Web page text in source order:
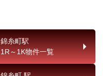
錦糸町駅
1R～1K物件一覧